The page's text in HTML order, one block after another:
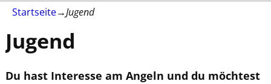
Startseite→Jugend
Jugend
Du hast Interesse am Angeln und du möchtest